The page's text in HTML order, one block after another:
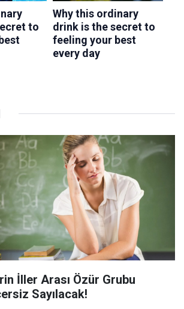
İller Arası Özür Grubu
Sayılacak!